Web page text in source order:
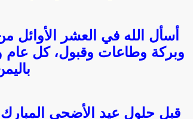
أسأل الله في العشر الأوائل
وبركة وطاعات وقبول، كل عام
قبل حلول عيد الأضحى المبارك